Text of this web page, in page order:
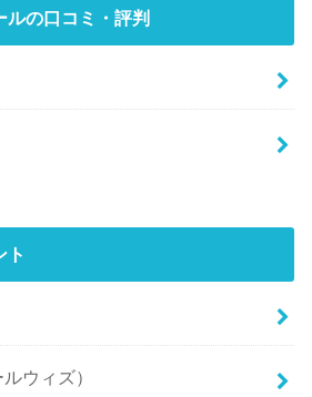
の口コミ・評判
ト
ウィズ）